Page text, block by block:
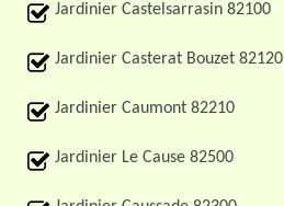
Jardinier Castelsarrasin 82100
Jardinier Casterat Bouzet 82120
Jardinier Caumont 82210
Jardinier Le Cause 82500